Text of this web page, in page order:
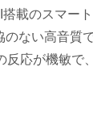
載のスマー
のない高音質
反応が機敏で